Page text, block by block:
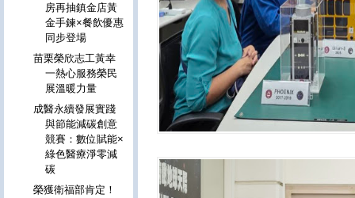
房再抽鎮金店黃
金手鍊×餐飲優惠
同步登場
苗栗榮欣志工黃幸
一熱心服務榮民
展溫暖力量
成醫永續發展實踐
與節能減碳創意
競賽：數位賦能×
綠色醫療淨零減
碳
榮獲衛福部肯定！